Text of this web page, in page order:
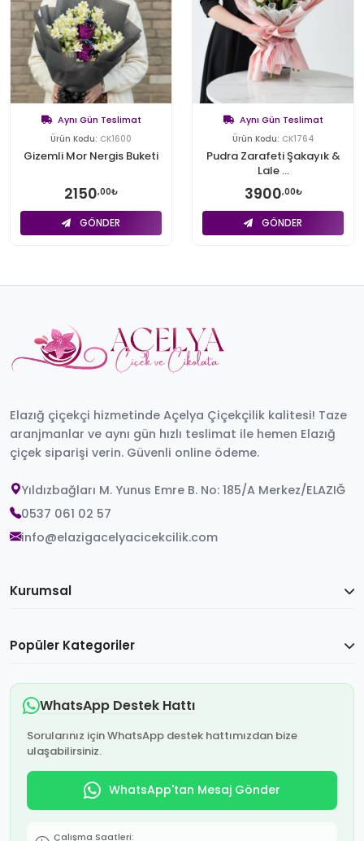
Aynı Gün Teslimat
Ürün Kodu: CK1600
Gizemli Mor Nergis Buketi
2150,00₺
GÖNDER
Aynı Gün Teslimat
Ürün Kodu: CK1764
Pudra Zarafeti Şakayık &
Lale ...
3900,00₺
GÖNDER
Elazığ çiçekçi hizmetinde Açelya Çiçekçilik kalitesi! Taze
aranjmanlar ve aynı gün hızlı teslimat ile hemen Elazığ
çiçek siparişi verin. Güvenli online ödeme.
Yıldızbağları M. Yunus Emre B. No: 185/A Merkez/ELAZIĞ
0537 061 02 57
info@elazigacelyacicekcilik.com
Kurumsal
Popüler Kategoriler
WhatsApp Destek Hattı
Sorularınız için WhatsApp destek hattımızdan bize
ulaşabilirsiniz.
WhatsApp'tan Mesaj Gönder
Çalışma Saatleri: